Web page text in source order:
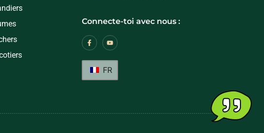
Connecte-toi avec nous :
FR